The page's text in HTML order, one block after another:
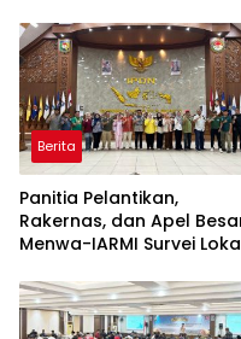
Berita
Panitia Pelantikan,
Rakernas, dan Apel
Menwa-IARMI Survei